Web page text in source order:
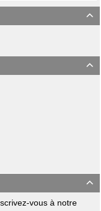



vous à notre